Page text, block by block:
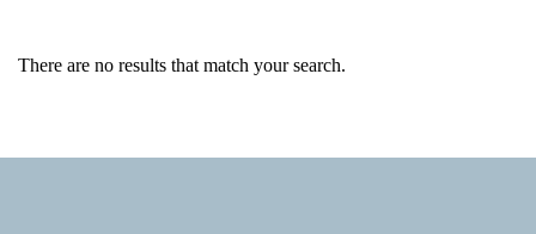
There are no results that match your search.